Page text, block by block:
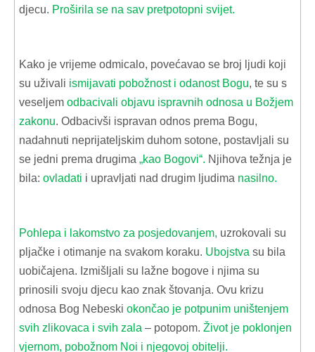
djecu. Proširila se na sav pretpotopni svijet.
Kako je vrijeme odmicalo, povećavao se broj ljudi koji
su uživali ismijavati pobožnost i odanost Bogu, te su s
veseljem odbacivali objavu ispravnih odnosa u Božjem
zakonu. Odbacivši ispravan odnos prema Bogu,
nadahnuti neprijateljskim duhom sotone, postavljali su
se jedni prema drugima „kao Bogovi“. Njihova težnja je
bila: ovladati i upravljati nad drugim ljudima nasilno.
Pohlepa i lakomstvo za posjedovanjem, uzrokovali su
pljačke i otimanje na svakom koraku. Ubojstva su bila
uobičajena. Izmišljali su lažne bogove i njima su
prinosili svoju djecu kao znak štovanja. Ovu krizu
odnosa Bog Nebeski okončao je potpunim uništenjem
svih zlikovaca i svih zala – potopom. Život je poklonjen
vjernom, pobožnom Noi i njegovoj obitelji.